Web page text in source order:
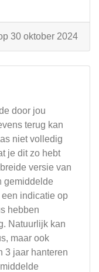
30 oktober 2024
door jou
terug kan
niet volledig
je dit zo hebt
versie van
gemiddelde
indicatie op
hebben
Natuurlijk kan
maar ook
3 jaar hanteren